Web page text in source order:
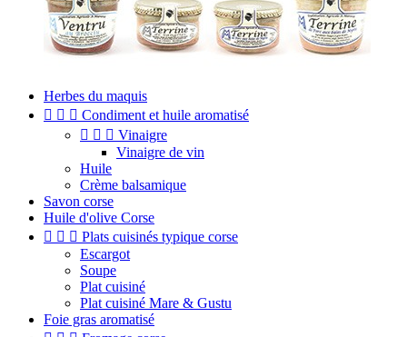
Herbes du maquis
   Condiment et huile aromatisé
   Vinaigre
Vinaigre de vin
Huile
Crème balsamique
Savon corse
Huile d'olive Corse
   Plats cuisinés typique corse
Escargot
Soupe
Plat cuisiné
Plat cuisiné Mare & Gustu
Foie gras aromatisé